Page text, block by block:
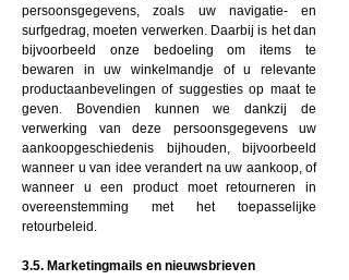
persoonsgegevens, zoals uw navigatie- en
surfgedrag, moeten verwerken. Daarbij is het dan
bijvoorbeeld onze bedoeling om items te
bewaren in uw winkelmandje of u relevante
productaanbevelingen of suggesties op maat te
geven. Bovendien kunnen we dankzij de
verwerking van deze persoonsgegevens uw
aankoopgeschiedenis bijhouden, bijvoorbeeld
wanneer u van idee verandert na uw aankoop, of
wanneer u een product moet retourneren in
overeenstemming met het toepasselijke
retourbeleid.
3.5. Marketingmails en nieuwsbrieven